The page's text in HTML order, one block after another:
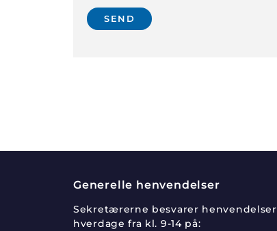
Generelle henvendelser
Sekretærerne besvarer henvendelser
hverdage fra kl. 9-14 på: